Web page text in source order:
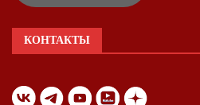
КОНТАКТЫ